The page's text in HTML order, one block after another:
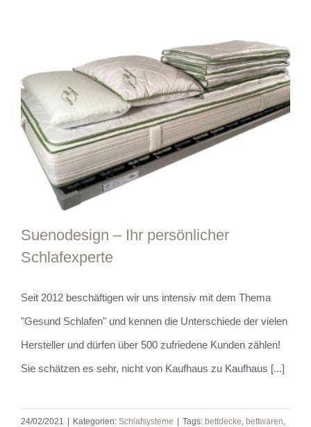
Suenodesign – Ihr persönlicher
Schlafexperte
Suenodesign – Ihr persönlicher
Schlafexperte
Seit 2012 beschäftigen wir uns intensiv mit dem Thema
"Gesund Schlafen" und kennen die Unterschiede der vielen
Hersteller und dürfen über 500 zufriedene Kunden zählen!
Sie schätzen es sehr, nicht von Kaufhaus zu Kaufhaus [...]
24/02/2021 | Kategorien: Schlafsysteme | Tags: bettdecke, bettwaren,